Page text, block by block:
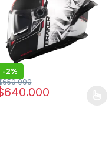
-2%
640.000
650.000